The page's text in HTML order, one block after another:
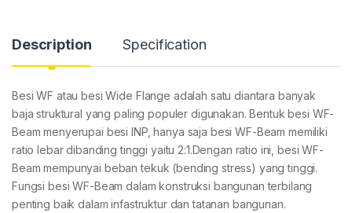
Description Specification
Besi WF atau besi Wide Flange adalah satu diantara banyak
baja struktural yang paling populer digunakan. Bentuk besi WF-
Beam menyerupai besi INP, hanya saja besi WF-Beam memiliki
ratio lebar dibanding tinggi yaitu 2:1.Dengan ratio ini, besi WF-
Beam mempunyai beban tekuk (bending stress) yang tinggi.
Fungsi besi WF-Beam dalam konstruksi bangunan terbilang
penting baik dalam infastruktur dan tatanan bangunan.